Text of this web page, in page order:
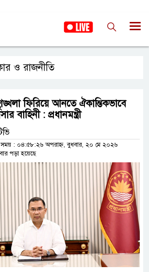
ও রাজনীতি
ফিরিয়ে আনতে ঐকান্তিকভাবে
বাহিনী : প্রধানমন্ত্রী
: ০৪:৫৮:২৬ অপরাহ্ন, বুধবার, ২০ মে ২০২৬
পড়া হয়েছে